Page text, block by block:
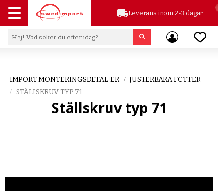
Meny
local_shippingLeverans inom 2-3 dagar
IMPORT MONTERINGSDETALJER
JUSTERBARA FÖTTER
STÄLLSKRUV TYP 71
Ställskruv typ 71